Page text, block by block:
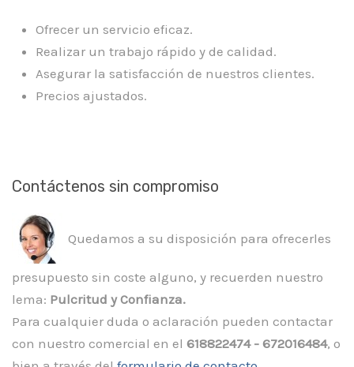
Ofrecer un servicio eficaz.
Realizar un trabajo rápido y de calidad.
Asegurar la satisfacción de nuestros clientes.
Precios ajustados.
Contáctenos sin compromiso
Quedamos a su disposición para ofrecerles
presupuesto sin coste alguno, y recuerden nuestro
lema: Pulcritud y Confianza.
Para cualquier duda o aclaración pueden contactar
con nuestro comercial en el 618822474 - 672016484, o